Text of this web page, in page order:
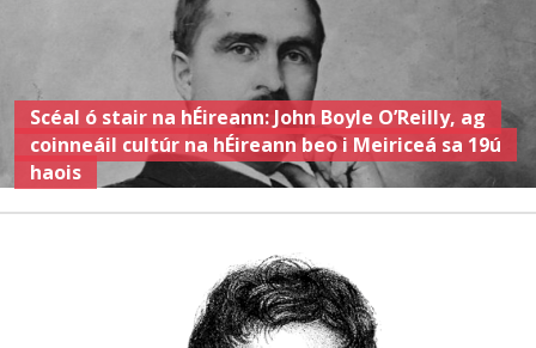
Scéal ó stair na hÉireann: John Boyle O’Reilly, ag
coinneáil cultúr na hÉireann beo i Meiriceá sa 19ú
haois